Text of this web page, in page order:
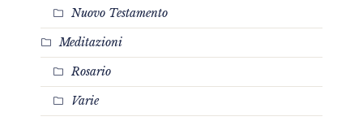
Nuovo Testamento
Meditazioni
Rosario
Varie